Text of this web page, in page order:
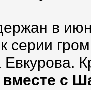
в
серии
вместе с